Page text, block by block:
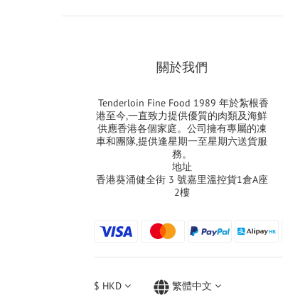
關於我們
Tenderloin Fine Food 1989 年於紮根香
港至今,一直致力提供優質的肉類及海鮮
供應香港各個家庭。公司擁有專屬的凍
車和團隊,提供逢星期一至星期六送貨服
務。
地址
香港葵涌健全街 3 號嘉里溫控貨1倉A座
2樓
$ HKD 繁體中文